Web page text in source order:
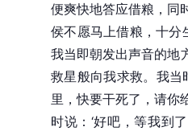
便爽快地答应借粮，同
侯不愿马上借粮，十分
我当即朝发出声音的地
救星般向我求救。我当
里，快要干死了，请你
时说：‘好吧，等我到